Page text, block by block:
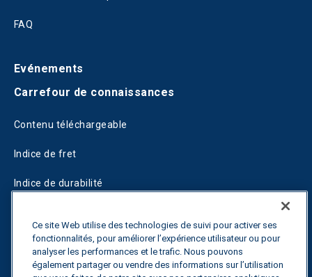
FAQ
Evénements
Carrefour de connaissances
Contenu téléchargeable
Indice de fret
Indice de durabilité
Guides
Fuel Savings Calculator
Ce site Web utilise des technologies de suivi pour activer ses
fonctionnalités, pour améliorer l’expérience utilisateur ou pour
analyser les performances et le trafic. Nous pouvons
également partager ou vendre des informations sur l’utilisation